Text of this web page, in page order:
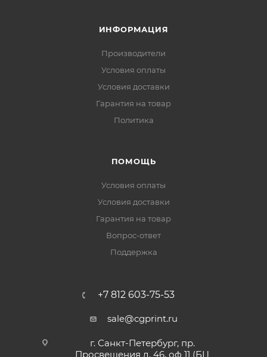
ИНФОРМАЦИЯ
Производители
Условия оплаты
Условия доставки
Гарантия на товар
Политика
ПОМОЩЬ
Условия оплаты
Условия доставки
Гарантия на товар
Вопрос-ответ
Поддержка
+7 812 603-75-53
sale@cgprint.ru
г. Санкт-Петербург, пр.
Просвещения д. 46, оф 11 (БЦ